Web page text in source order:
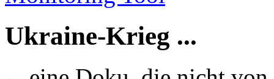
Ukraine-Krieg ...